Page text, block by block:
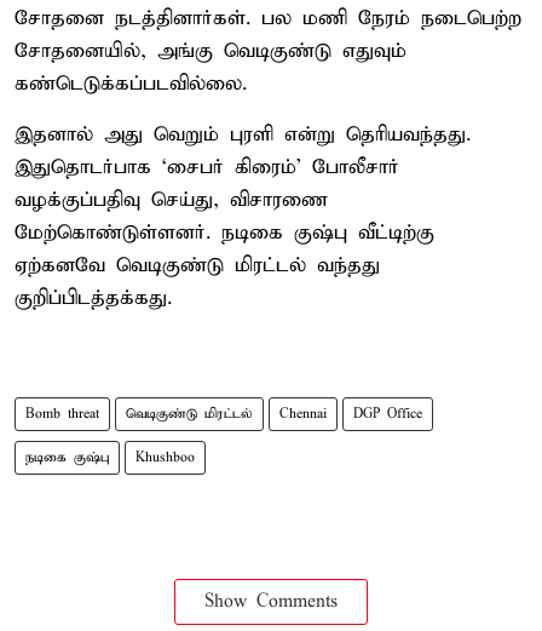
சோதனை நடத்தினார்கள். பல மணி நேரம் நடைபெற்ற
சோதனையில், அங்கு வெடிகுண்டு எதுவும்
கண்டெடுக்கப்படவில்லை.
இதனால் அது வெறும் புரளி என்று தெரியவந்தது.
இதுதொடர்பாக ‘சைபர் கிரைம்' போலீசார்
வழக்குப்பதிவு செய்து, விசாரணை
மேற்கொண்டுள்ளனர். நடிகை குஷ்பு வீட்டிற்கு
ஏற்கனவே வெடிகுண்டு மிரட்டல் வந்தது
குறிப்பிடத்தக்கது.
Bomb threat வெடிகுண்டு மிரட்டல் Chennai DGP Office
நடிகை குஷ்பு Khushboo
Show Comments